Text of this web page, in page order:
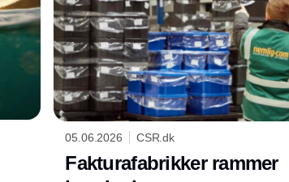
05.06.2026 CSR.dk
Fakturafabrikker rammer